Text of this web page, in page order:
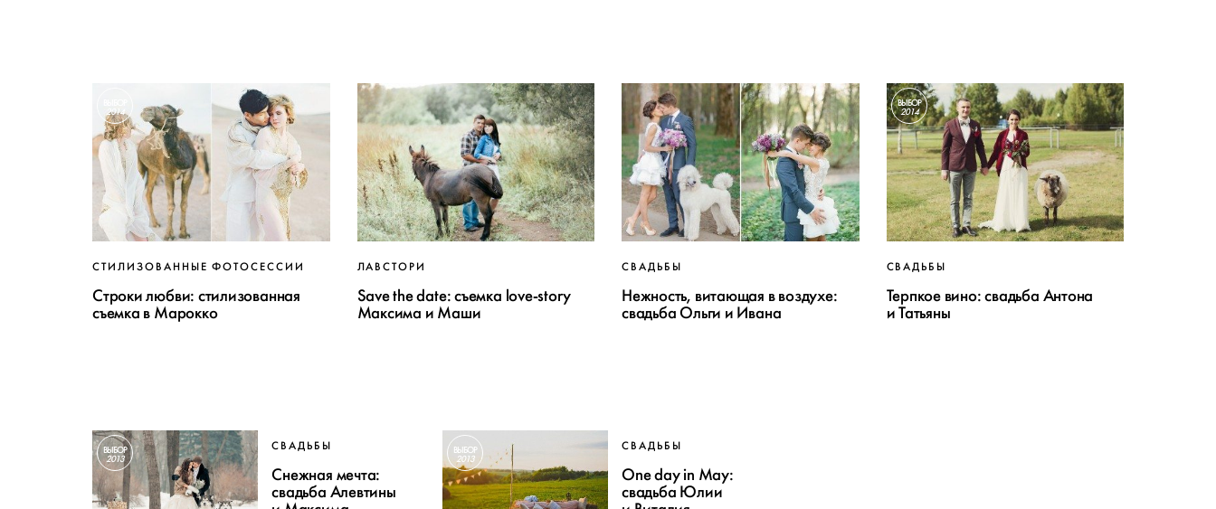
2014
СТИЛИЗОВАННЫЕ ФОТОСЕССИИ
Строки любви: стилизованная
съемка в Марокко
ЛАВСТОРИ
Save the date: съемка love-story
Максима и Маши
СВАДЬБЫ
Нежность, витающая в воздухе:
свадьба Ольги и Ивана
ВЫБОР
2014
СВАДЬБЫ
Терпкое вино: свадьба Антона
и Татьяны
ВЫБОР
2013
СВАДЬБЫ
Снежная мечта:
свадьба Алевтины
ВЫБОР
2013
СВАДЬБЫ
One day in May:
свадьба Юлии